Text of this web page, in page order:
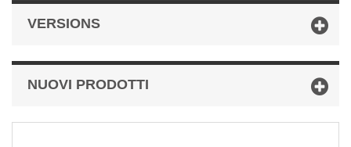
VERSIONS
NUOVI PRODOTTI